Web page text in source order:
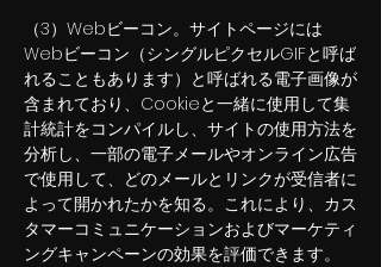
（3）Webビーコン。サイトページには
Webビーコン（シングルピクセルGIFと呼ば
れることもあります）と呼ばれる電子画像が
含まれており、Cookieと一緒に使用して集
計統計をコンパイルし、サイトの使用方法を
分析し、一部の電子メールやオンライン広告
で使用して、どのメールとリンクが受信者に
よって開かれたかを知る。これにより、カス
タマーコミュニケーションおよびマーケティ
ングキャンペーンの効果を評価できます。